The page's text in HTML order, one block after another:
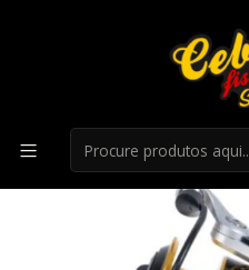
Carreto Hart